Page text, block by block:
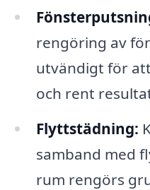
rengöring av
utvändigt för
och rent
Flyttstädning:
samband med
rum rengörs